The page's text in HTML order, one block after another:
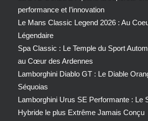
performance et l’innovation
Le Mans Classic Legend 2026 : Au
Légendaire
Spa Classic : Le Temple du Sport
au Cœur des Ardennes
Lamborghini Diablo GT : Le Diable
Séquoias
Lamborghini Urus SE Performante : Le
Hybride le plus Extrême Jamais Conçu